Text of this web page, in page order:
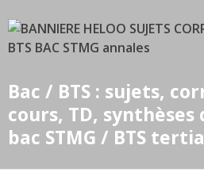
to
content
Bac / BTS : sujets,
cours, TD, synthèses
bac STMG / BTS